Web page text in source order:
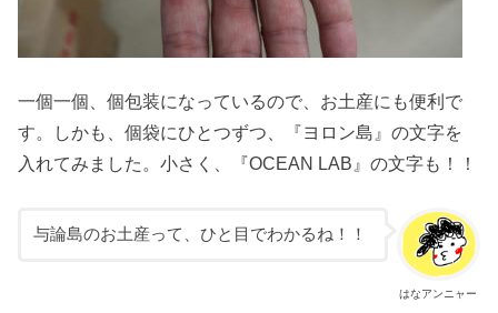
一個一個、個包装になっているので、お土産にも便利で
す。しかも、個袋にひとつずつ、『ヨロン島』の文字を
入れてみました。小さく、『OCEAN LAB』の文字も！！
はなアンニャー
与論島のお土産って、ひと目でわかるね！！